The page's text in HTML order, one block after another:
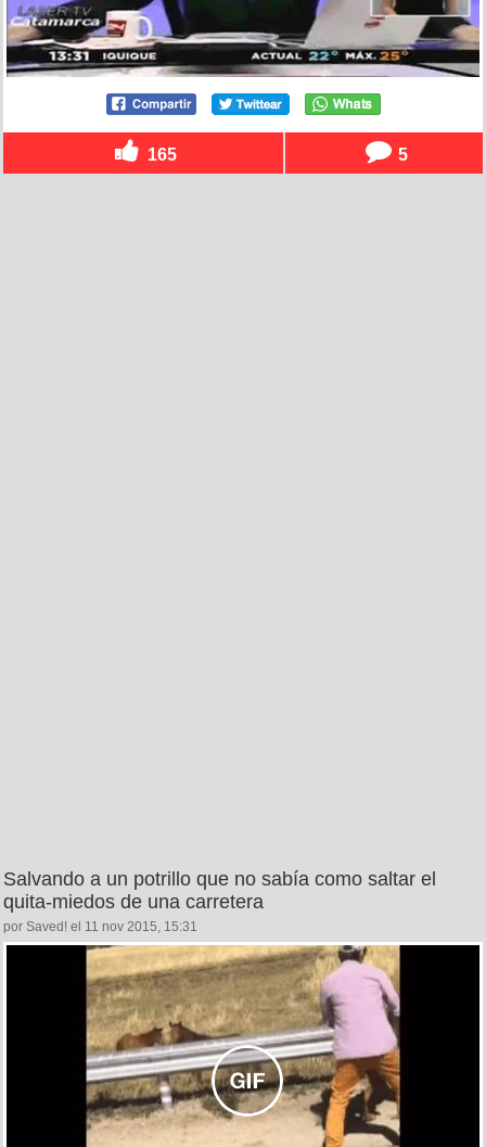
165 5
Salvando a un potrillo que no sabía como saltar el
quita-miedos de una carretera
por Saved! el 11 nov 2015, 15:31